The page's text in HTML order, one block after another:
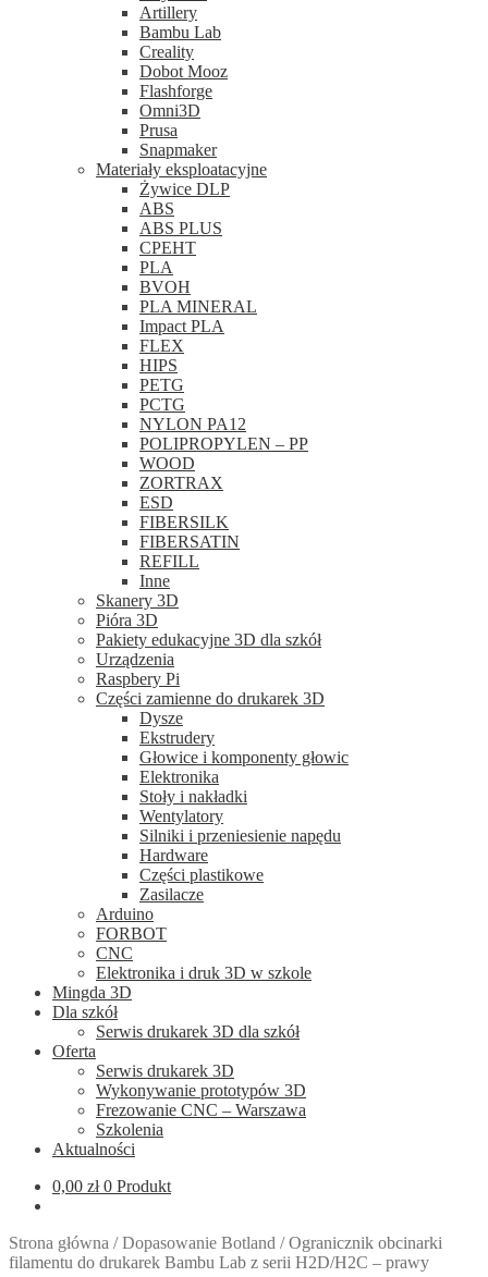
Artillery
Bambu Lab
Creality
Dobot Mooz
Flashforge
Omni3D
Prusa
Snapmaker
Materiały eksploatacyjne
Żywice DLP
ABS
ABS PLUS
CPEHT
PLA
BVOH
PLA MINERAL
Impact PLA
FLEX
HIPS
PETG
PCTG
NYLON PA12
POLIPROPYLEN – PP
WOOD
ZORTRAX
ESD
FIBERSILK
FIBERSATIN
REFILL
Inne
Skanery 3D
Pióra 3D
Pakiety edukacyjne 3D dla szkół
Urządzenia
Raspbery Pi
Części zamienne do drukarek 3D
Dysze
Ekstrudery
Głowice i komponenty głowic
Elektronika
Stoły i nakładki
Wentylatory
Silniki i przeniesienie napędu
Hardware
Części plastikowe
Zasilacze
Arduino
FORBOT
CNC
Elektronika i druk 3D w szkole
Mingda 3D
Dla szkół
Serwis drukarek 3D dla szkół
Oferta
Serwis drukarek 3D
Wykonywanie prototypów 3D
Frezowanie CNC – Warszawa
Szkolenia
Aktualności
0,00 zł 0 Produkt
Strona główna /Dopasowanie Botland /Ogranicznik obcinarki
filamentu do drukarek Bambu Lab z serii H2D/H2C – prawy